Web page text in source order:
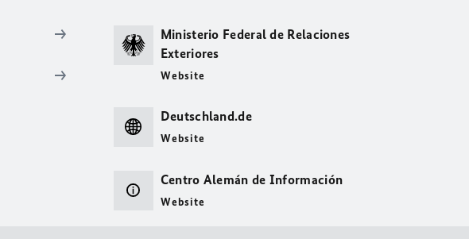
Ministerio Federal de Relaciones
Exteriores
Website
Deutschland.de
Website
Centro Alemán de Información
Website